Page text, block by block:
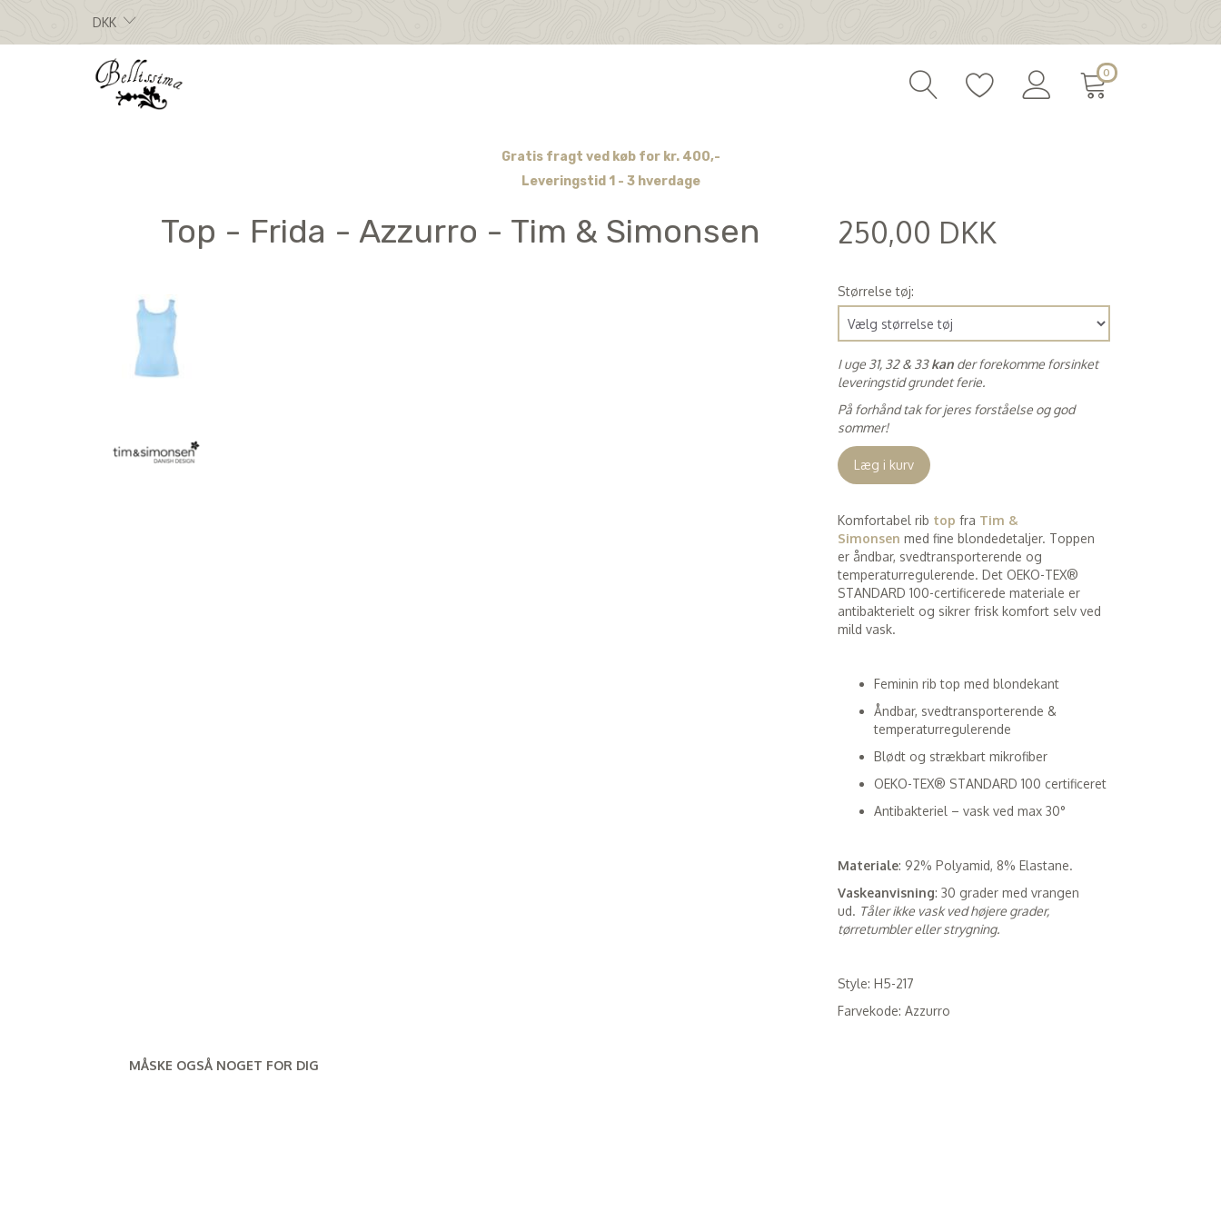
DKK
0
Gratis fragt ved køb for kr. 400,-
Leveringstid 1 - 3 hverdage
Top - Frida - Azzurro - Tim & Simonsen 250,00 DKK
Størrelse tøj:
I uge 31, 32 & 33kan der forekomme forsinket
leveringstid grundet ferie.
På forhånd tak for jeres forståelse og god
sommer!
Læg i kurv
Komfortabel rib top fra Tim &
Simonsen med fine blondedetaljer. Toppen
er åndbar, svedtransporterende og
temperaturregulerende. Det OEKO-TEX®
STANDARD 100-certificerede materiale er
antibakterielt og sikrer frisk komfort selv ved
mild vask.
Feminin rib top med blondekant
Åndbar, svedtransporterende &
temperaturregulerende
Blødt og strækbart mikrofiber
OEKO-TEX® STANDARD 100 certificeret
Antibakteriel – vask ved max 30°
Materiale: 92% Polyamid, 8% Elastane.
Vaskeanvisning: 30 grader med vrangen
ud. Tåler ikke vask ved højere grader,
tørretumbler eller strygning.
Style: H5-217
Farvekode: Azzurro
MÅSKE OGSÅ NOGET FOR DIG